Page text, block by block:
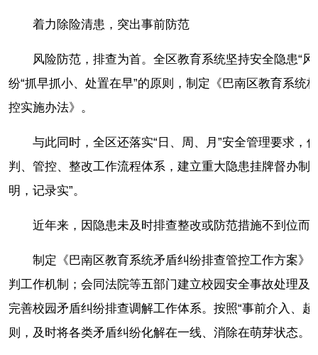
着力除险清患，突出事前防范
风险防范，排查为首。全区教育系统坚持安全隐患“
纷“抓早抓小、处置在早”的原则，制定《巴南区教育系统
控实施办法》。
与此同时，全区还落实“日、周、月”安全管理要求，
判、管控、整改工作流程体系，建立重大隐患挂牌督办制
明，记录实”。
近年来，因隐患未及时排查整改或防范措施不到位而
制定《巴南区教育系统矛盾纠纷排查管控工作方案》
判工作机制；会同法院等五部门建立校园安全事故处理及
完善校园矛盾纠纷排查调解工作体系。按照“事前介入、
则，及时将各类矛盾纠纷化解在一线、消除在萌芽状态。